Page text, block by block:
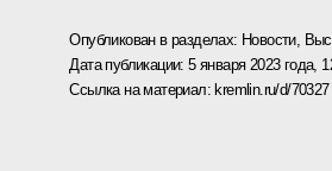
Опубликован в разделах: Новости,
Дата публикации:5 января 2023 года,
Ссылка на материал: kremlin.ru/d/70327